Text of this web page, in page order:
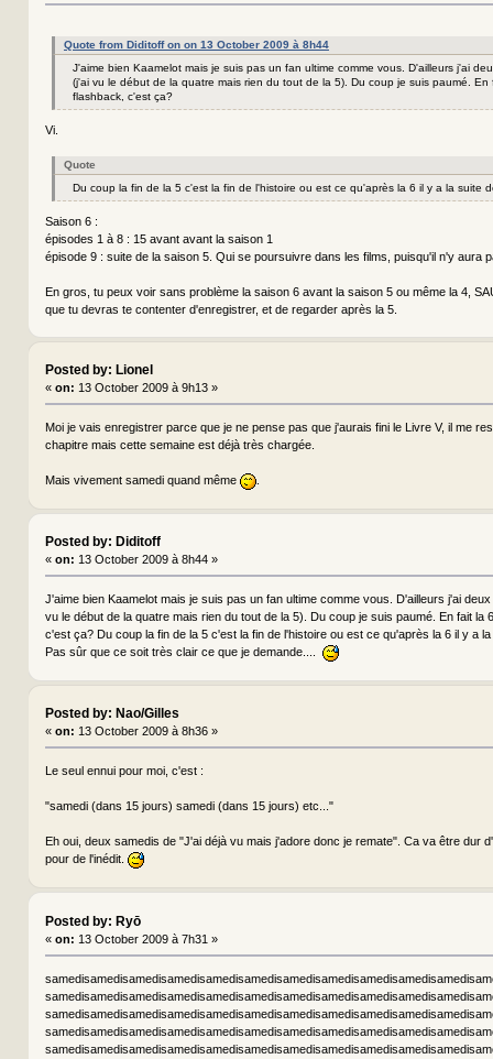
Quote from Diditoff on on 13 October 2009 à 8h44
J'aime bien Kaamelot mais je suis pas un fan ultime comme vous. D'ailleurs j'ai
(j'ai vu le début de la quatre mais rien du tout de la 5). Du coup je suis paumé. En
flashback, c'est ça?
Vi.
Quote
Du coup la fin de la 5 c'est la fin de l'histoire ou est ce qu'après la 6 il y a la suite
Saison 6 :
épisodes 1 à 8 : 15 avant avant la saison 1
épisode 9 : suite de la saison 5. Qui se poursuivre dans les films, puisqu'il n'y aura
En gros, tu peux voir sans problème la saison 6 avant la saison 5 ou même la 4,
que tu devras te contenter d'enregistrer, et de regarder après la 5.
Posted by: Lionel
« on: 13 October 2009 à 9h13 »
Moi je vais enregistrer parce que je ne pense pas que j'aurais fini le Livre V, il me
chapitre mais cette semaine est déjà très chargée.
Mais vivement samedi quand même .
Posted by: Diditoff
« on: 13 October 2009 à 8h44 »
J'aime bien Kaamelot mais je suis pas un fan ultime comme vous. D'ailleurs j'ai
vu le début de la quatre mais rien du tout de la 5). Du coup je suis paumé. En fait la
c'est ça? Du coup la fin de la 5 c'est la fin de l'histoire ou est ce qu'après la 6 il y a
Pas sûr que ce soit très clair ce que je demande....
Posted by: Nao/Gilles
« on: 13 October 2009 à 8h36 »
Le seul ennui pour moi, c'est :
"samedi (dans 15 jours) samedi (dans 15 jours) etc..."
Eh oui, deux samedis de "J'ai déjà vu mais j'adore donc je remate". Ca va être dur
pour de l'inédit.
Posted by: Ryō
« on: 13 October 2009 à 7h31 »